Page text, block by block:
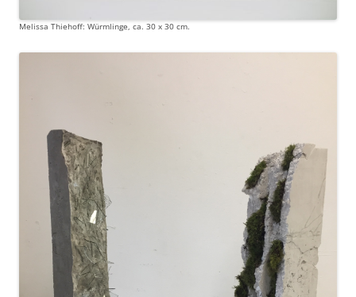
Melissa Thiehoff: Würmlinge, ca. 30 x 30 cm.